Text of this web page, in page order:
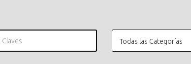
Todas las Categorías